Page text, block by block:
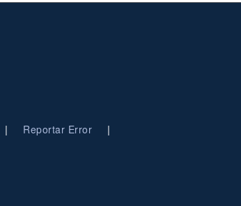
| Reportar Error |